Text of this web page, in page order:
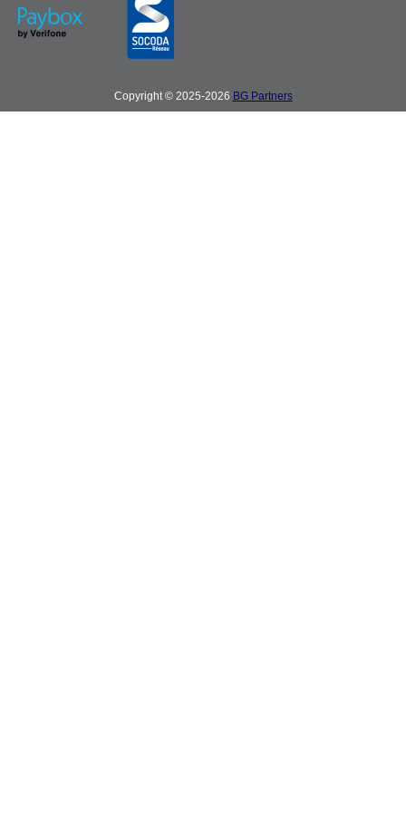
Copyright © 2025-2026 BG Partners